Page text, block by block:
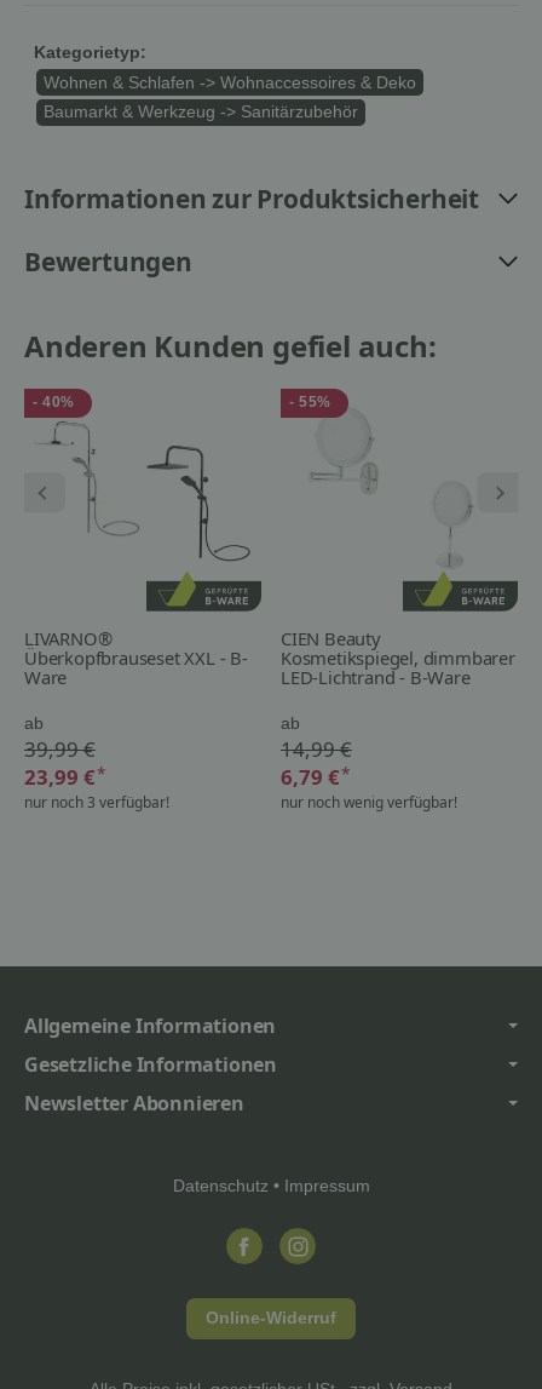
Kategorietyp:
Wohnen & Schlafen -> Wohnaccessoires & Deko
Baumarkt & Werkzeug -> Sanitärzubehör
Informationen zur Produktsicherheit
Bewertungen
Anderen Kunden gefiel auch:
- 40%
LIVARNO®
Überkopfbrauseset XXL - B-
Ware
ab
39,99 €
23,99 €*
nur noch 3 verfügbar!
- 55%
CIEN Beauty
Kosmetikspiegel, dimmbarer
LED-Lichtrand - B-Ware
ab
14,99 €
6,79 €*
nur noch wenig verfügbar!
Allgemeine Informationen
Gesetzliche Informationen
Newsletter Abonnieren
Datenschutz • Impressum
Online-Widerruf